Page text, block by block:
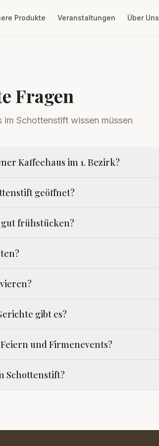
Produkte Veranstaltungen Über Uns
Fragen
im Schottenstift wissen müssen
Kaffeehaus im 1. Bezirk?
geöffnet?
gut frühstücken?
gibt es?
und Firmenevents?
Schottenstift?